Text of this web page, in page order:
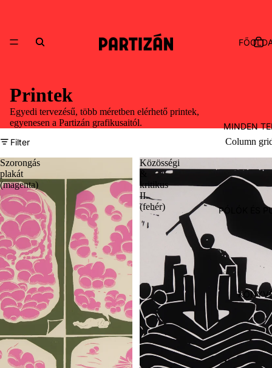
MINDEN
PÓLÓK ÉS
Printek
Egyedi tervezésű, több méretben elérhető printek,
egyenesen a Partizán grafikusaitól.
Filter
Column
Szorongás
plakát
(magenta)
Közösségi
&
kritikus
II.
(fehér)